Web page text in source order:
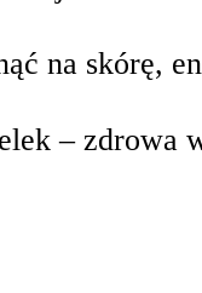
na skórę,
– zdrowa